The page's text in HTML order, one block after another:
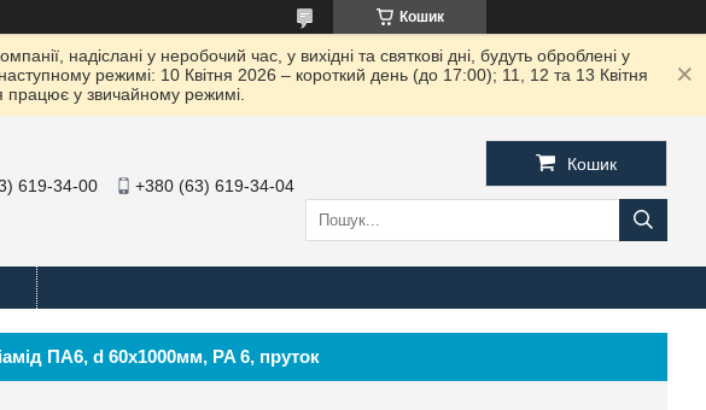
Кошик
надіслані у неробочий час, у вихідні та святкові дні, будуть оброблені у
режимі: 10 Квітня 2026 – короткий день (до 17:00); 11, 12 та 13 Квітня
працює у звичайному режимі.
619-34-00 +380 (63) 619-34-04
Кошик
ПА6, d 60х1000мм, PA 6, пруток